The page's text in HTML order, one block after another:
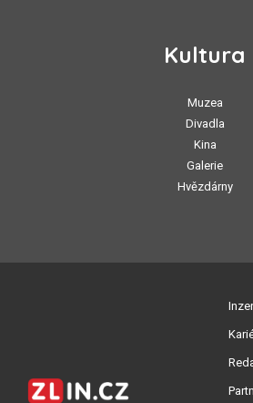
Kultura
Muzea
Divadla
Kina
Galerie
Hvězdárny